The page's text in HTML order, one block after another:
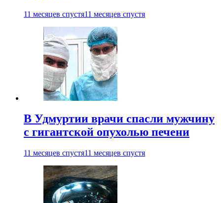
11 месяцев спустя11 месяцев спустя
В Удмуртии врачи спасли мужчину
с гигантской опухолью печени
11 месяцев спустя11 месяцев спустя